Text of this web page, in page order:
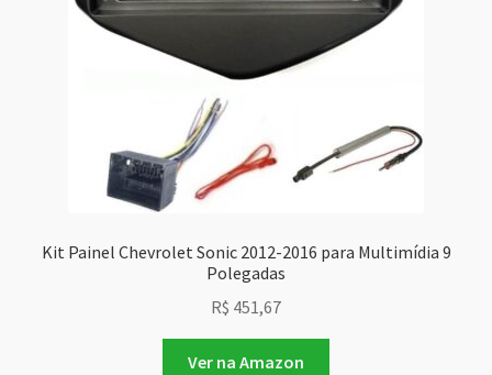
Kit Painel Chevrolet Sonic 2012-2016 para Multimídia 9
Polegadas
R$ 451,67
Ver na Amazon